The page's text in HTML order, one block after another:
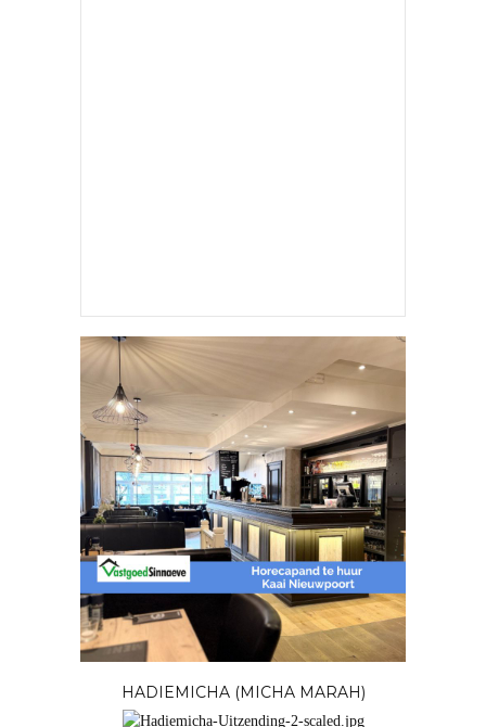
HADIEMICHA (MICHA MARAH)